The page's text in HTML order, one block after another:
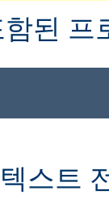
된 프
스트